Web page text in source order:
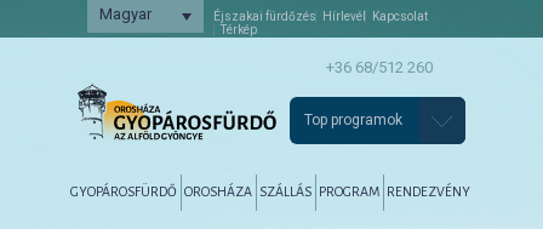
Magyar Éjszakai fürdőzés Hírlevél
Kapcsolat
Térkép
+36 68/512 260
Top programok
Tovább az elsődleges tartalomra
Tovább a másodlagos tartalomra
GYOPÁROSFÜRDŐ OROSHÁZA SZÁLLÁS PROGRAM RENDEZVÉNY